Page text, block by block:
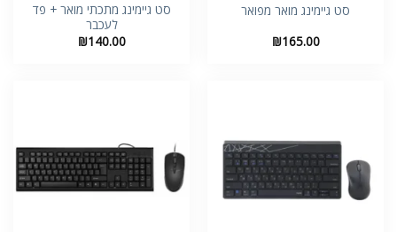
סט גיימינג מואר מפואר
₪165.00
סט גיימינג מתכתי מואר + פד
לעכבר
₪140.00